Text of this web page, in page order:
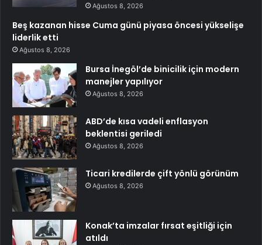
Ağustos 8, 2026
Beş kazanan hisse Cuma günü piyasa öncesi yükselişe
liderlik etti
Ağustos 8, 2026
Bursa İnegöl’de binicilik için modern
manejler yapılıyor
Ağustos 8, 2026
ABD’de kısa vadeli enflasyon
beklentisi geriledi
Ağustos 8, 2026
Ticari kredilerde çift yönlü görünüm
Ağustos 8, 2026
Konak’ta imzalar fırsat eşitliği için
atıldı